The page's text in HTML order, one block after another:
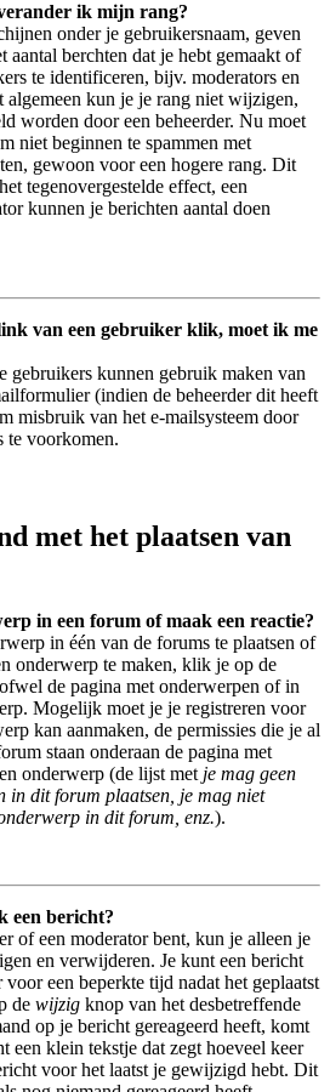
ik mijn rang?
onder je gebruikersnaam, geven
aantal berchten dat je hebt gemaakt of
te identificeren, bijv. moderators en
algemeen kun je je rang niet wijzigen,
worden door een beheerder. Nu moet
niet beginnen te spammen met
gewoon voor een hogere rang. Dit
tegenovergestelde effect, een
kunnen je berichten aantal doen
van een gebruiker klik, moet ik me
gebruikers kunnen gebruik maken van
(indien de beheerder dit heeft
misbruik van het e-mailsysteem door
te voorkomen.
met het plaatsen van
in een forum of maak een reactie?
in één van de forums te plaatsen of
onderwerp te maken, klik je op de
de pagina met onderwerpen of in
Mogelijk moet je je registreren voor
kan aanmaken, de permissies die je al
staan onderaan de pagina met
onderwerp (de lijst met je mag geen
in dit forum plaatsen, je mag niet
in dit forum, enz.).
een bericht?
of een moderator bent, kun je alleen je
en verwijderen. Je kunt een bericht
een beperkte tijd nadat het geplaatst
de wijzig knop van het desbetreffende
op je bericht gereageerd heeft, komt
een klein tekstje dat zegt hoeveel keer
voor het laatst je gewijzigd hebt. Dit